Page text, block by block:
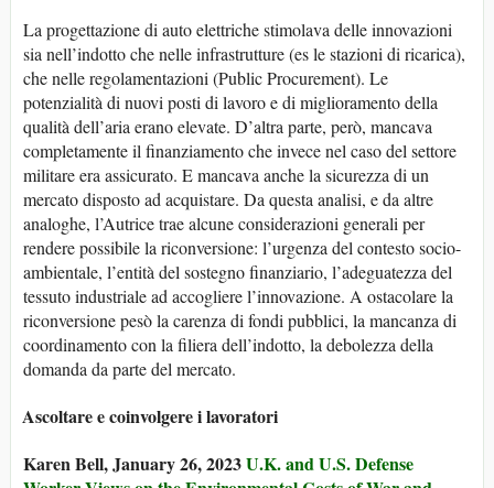
La progettazione di auto elettriche stimolava delle innovazioni
sia nell’indotto che nelle infrastrutture (es le stazioni di ricarica),
che nelle regolamentazioni (Public Procurement). Le
potenzialità di nuovi posti di lavoro e di miglioramento della
qualità dell’aria erano elevate. D’altra parte, però, mancava
completamente il finanziamento che invece nel caso del settore
militare era assicurato. E mancava anche la sicurezza di un
mercato disposto ad acquistare. Da questa analisi, e da altre
analoghe, l’Autrice trae alcune considerazioni generali per
rendere possibile la riconversione: l’urgenza del contesto socio-
ambientale, l’entità del sostegno finanziario, l’adeguatezza del
tessuto industriale ad accogliere l’innovazione. A ostacolare la
riconversione pesò la carenza di fondi pubblici, la mancanza di
coordinamento con la filiera dell’indotto, la debolezza della
domanda da parte del mercato.
Ascoltare e coinvolgere i lavoratori
Karen Bell, January 26, 2023U.K. and U.S. Defense